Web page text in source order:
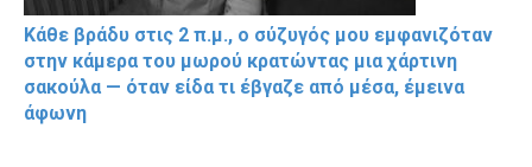
Κάθε βράδυ στις 2 π.μ., ο σύζυγός μου εμφανιζόταν
στην κάμερα του μωρού κρατώντας μια χάρτινη
σακούλα — όταν είδα τι έβγαζε από μέσα, έμεινα
άφωνη